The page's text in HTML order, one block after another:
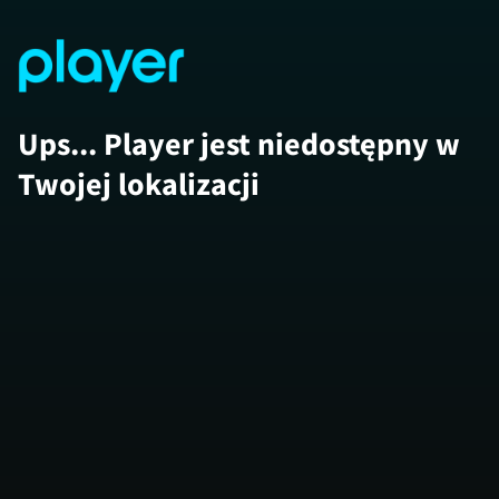
Ups... Player jest niedostępny w
Twojej lokalizacji